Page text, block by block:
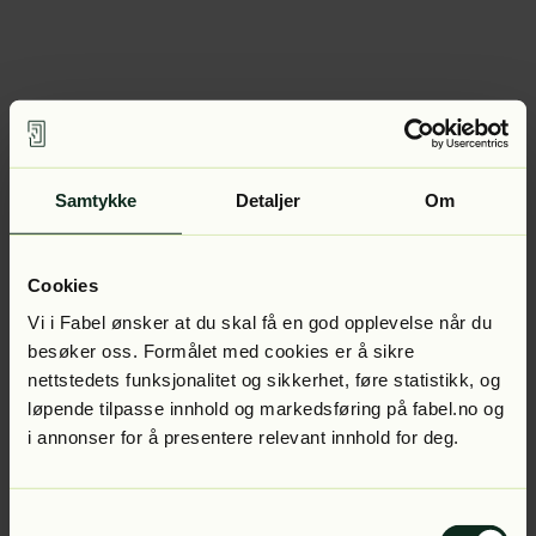
Samtykke Detaljer Om
Cookies
Vi i Fabel ønsker at du skal få en god opplevelse når du
besøker oss. Formålet med cookies er å sikre
nettstedets funksjonalitet og sikkerhet, føre statistikk, og
løpende tilpasse innhold og markedsføring på fabel.no og
i annonser for å presentere relevant innhold for deg.